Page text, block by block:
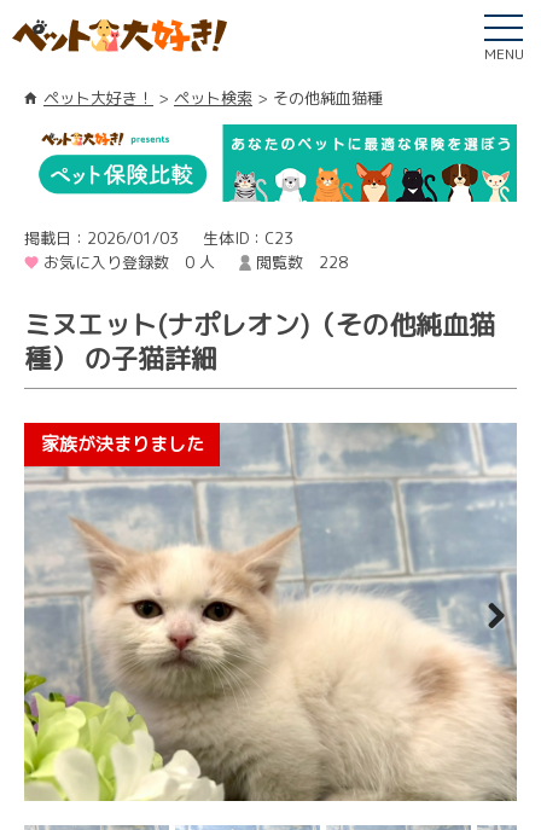
MENU
ペット大好き！ ペット検索 その他純血猫種
掲載日：2026/01/03
生体ID：C23
お気に入り登録数 0 人
閲覧数 228
ミヌエット(ナポレオン)（その他純血猫
種） の子猫詳細
Next